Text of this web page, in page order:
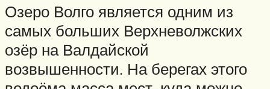
Озеро Волго является одним из
самых больших Верхневолжских
озёр на Валдайской
возвышенности. На берегах этого